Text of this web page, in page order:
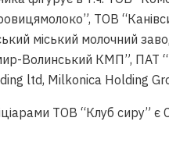
ТОВ
міський молочний
Волинський КМП”, ПАТ
ltd, Milkonica Holding
ТОВ “Клуб сиру” є